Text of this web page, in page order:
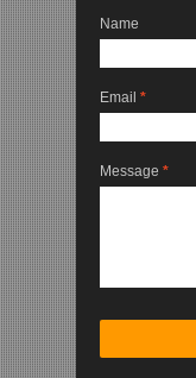
Name
Email *
Message *